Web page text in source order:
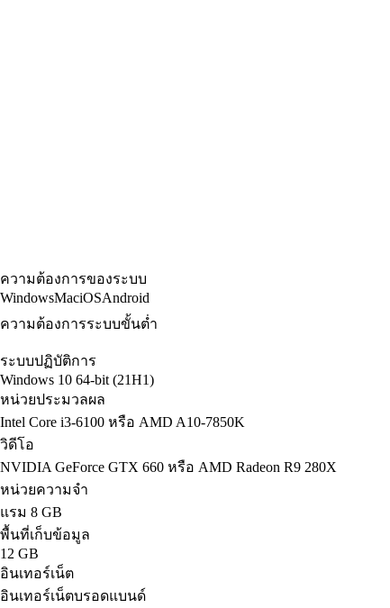
ความต้องการของระบบ
WindowsMaciOSAndroid
ความต้องการระบบขั้นต่ำ
ระบบปฏิบัติการ
Windows 10 64-bit (21H1)
หน่วยประมวลผล
Intel Core i3-6100 หรือ AMD A10-7850K
วิดีโอ
NVIDIA GeForce GTX 660 หรือ AMD Radeon R9 280X
หน่วยความจำ
แรม 8 GB
พื้นที่เก็บข้อมูล
12 GB
อินเทอร์เน็ต
อินเทอร์เน็ตบรอดแบนด์